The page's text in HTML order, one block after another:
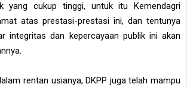
yang cukup tinggi, untuk itu Kemendagri
atas prestasi-prestasi ini, dan tentunya
integritas dan kepercayaan publik ini akan
rentan usianya, DKPP juga telah mampu